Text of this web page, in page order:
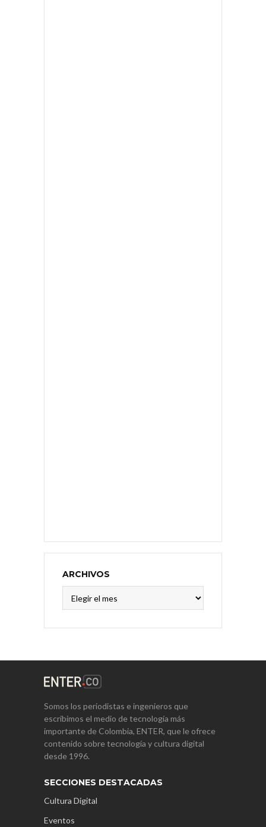
ARCHIVOS
Somos los periodistas e ingenieros que
escribimos el medio de tecnología más
importante de Colombia, ENTER, que le ofrece
contenido sobre tecnología y cultura digital
desde 1996.
SECCIONES DESTACADAS
Cultura Digital
Eventos